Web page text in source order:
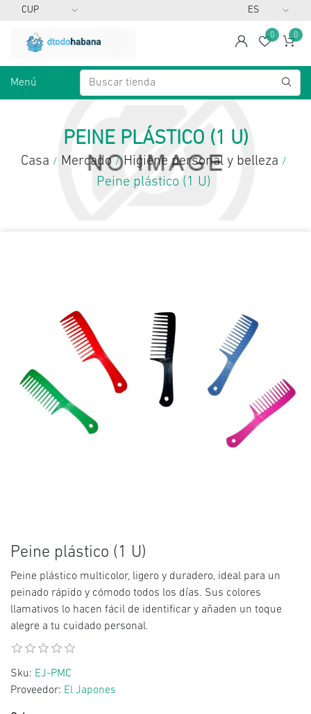
spanLista
0 0
Menú
PEINE PLÁSTICO (1 U)
Casa / Mercado / Higiene personal y belleza /
Peine plástico (1 U)
Peine plástico (1 U)
Peine plástico multicolor, ligero y duradero, ideal para un
peinado rápido y cómodo todos los días. Sus colores
llamativos lo hacen fácil de identificar y añaden un toque
alegre a tu cuidado personal.
Sku: EJ-PMC
Proveedor: El Japones